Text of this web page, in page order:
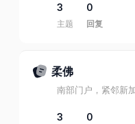
3
主题
0
回复
柔佛
3 0